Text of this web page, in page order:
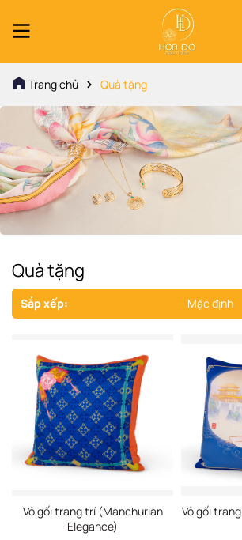
Trang chủ Quà tặng
Quà tặng
Sắp xếp: Mặc định
Vỏ gối trang trí (Manchurian
Elegance)
Vỏ gối